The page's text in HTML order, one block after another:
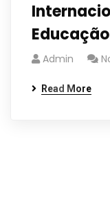
Educação
Admin
Read More